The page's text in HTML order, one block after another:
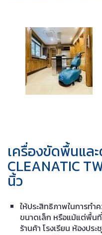
เครื่องขัดพื้นแล
CLEANATIC
นิ้ว
ให้ประสิทธิภาพในการทำ
ขนาดเล็ก หรือแม้แต่พื้น
ร้านค้า โรงเรียน ห้องปร